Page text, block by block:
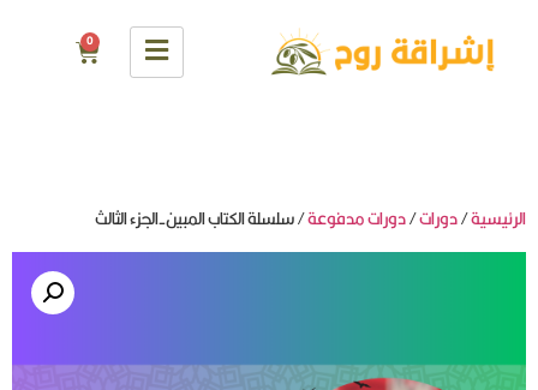
0
الرئيسية/دورات/دورات مدفوعة/ سلسلة الكتاب المبين-الجزء الثالث